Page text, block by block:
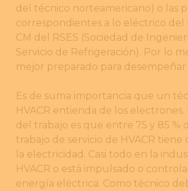
del técnico norteamericano) o las
correspondientes a lo eléctrico del
CM del RSES (Sociedad de
Servicio de Refrigeración). Por lo
mejor preparado para desempeñar
Es de suma importancia que un
HVACR entienda de los
del trabajo es que entre 75 y 85 %
trabajo de servicio de HVACR tiene
la electricidad. Casi todo en la
HVACR o está impulsado o
energía eléctrica. Como técnico